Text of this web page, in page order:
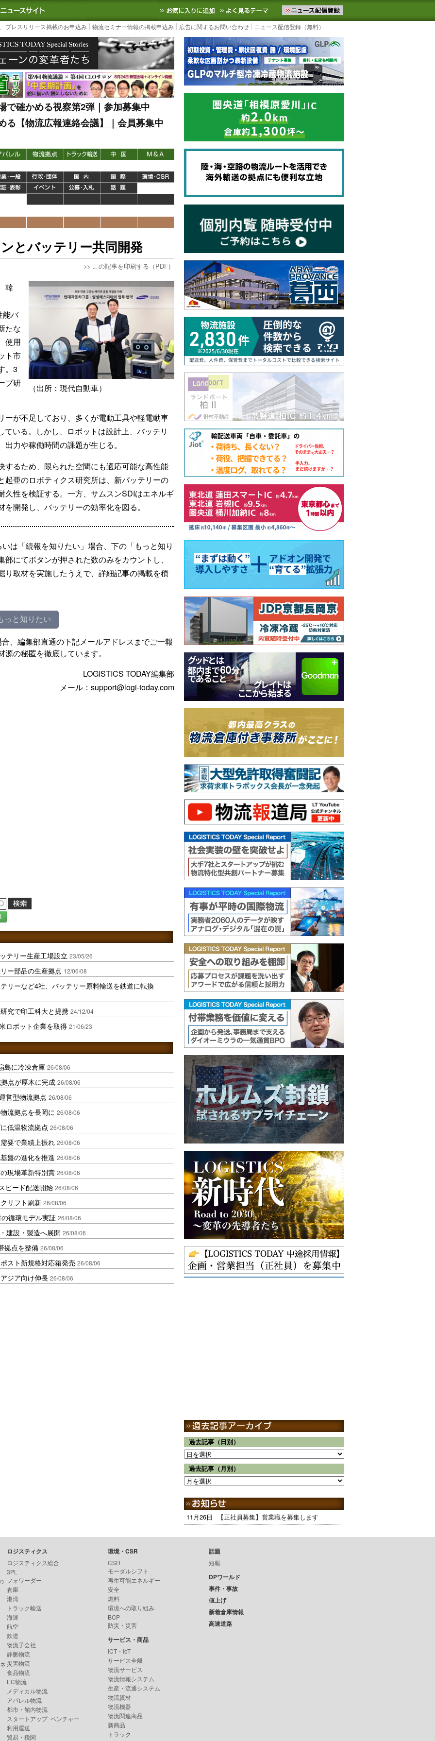
｜国内最大の物流ニュースサイト3PL, SCMなど国内外の最新の物流ニュースをお届けします。物流ニュースメール配信を登録す
お気に入りに追加 よく見るテーマ
プレスリリース掲載のお申込み 物流セミナー情報の掲載申込み 広告に関するお問い合わせ ニュース配信登録（無料）
で確かめる視察第2弾｜参加募集中
る【物流広報連絡会議】｜会員募集中
とバッテリー共同開発
>> この記事を印刷する（PDF）
（出所：現代自動車）
韓
能バ
たな
使用
ト市
。3
プ研
ーが不足しており、多くが電動工具や軽電動車
いる。しかし、ロボットは設計上、バッテリ
力や稼働時間の課題が生じる。
するため、限られた空間にも適応可能な高性能
起亜のロボティクス研究所は、新バッテリーの
久性を検証する。一方、サムスンSDIはエネルギ
開発し、バッテリーの効率化を図る。
は「続報を知りたい」場合、下の「もっと知り
にてボタンが押された数のみをカウントし、
り取材を実施したうえで、詳細記事の掲載を積
っと知りたい
、編集部直通の下記メールアドレスまでご一報
の秘匿を徹底しています。
LOGISTICS TODAY編集部
メール：support@logi-today.com
テリー生産工場設立 23/05/26
ー部品の生産拠点 12/06/08
リーなど4社、バッテリー原料輸送を鉄道に転換
究で印工科大と提携 24/12/04
ロボット企業を取得 21/06/23
島に冷凍倉庫 26/08/06
点が厚木に完成 26/08/06
営型物流拠点 26/08/06
流拠点を長岡に 26/08/06
低温物流拠点 26/08/06
要で業績上振れ 26/08/06
盤の進化を推進 26/08/06
現場革新特別賞 26/08/06
ピード配送開始 26/08/06
リフト刷新 26/08/06
循環モデル実証 26/08/06
建設・製造へ展開 26/08/06
拠点を整備 26/08/06
スト新規格対応箱発売 26/08/06
ジア向け伸長 26/08/06
過去記事（日別）
過去記事（月別）
11月26日 【正社員募集】営業職を募集します
ロジスティクス
ロジスティクス総合
3PL
フォワーダー
倉庫
港湾
トラック輸送
海運
航空
鉄道
物流子会社
静脈物流
災害物流
食品物流
EC物流
メディカル物流
アパレル物流
都市・館内物流
スタートアップ･ベンチャー
利用運送
貿易・税関
環境・CSR
CSR
モーダルシフト
再生可能エネルギー
安全
燃料
環境への取り組み
BCP
防災・災害
サービス・商品
ICT・IoT
サービス全般
物流サービス
物流情報システム
生産・流通システム
物流資材
物流機器
物流関連商品
新商品
トラック
話題
短報
DPワールド
事件・事故
値上げ
新着倉庫情報
高速道路